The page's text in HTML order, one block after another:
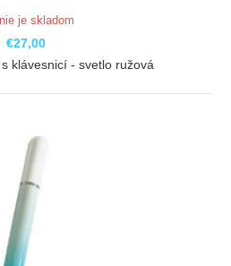
nie je skladom
€27,00
klávesnicí - svetlo ružová